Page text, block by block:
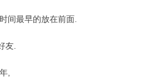
间最早的放在前面.
友.
,